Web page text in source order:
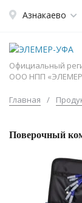
Азнакаево
Официальный
ООО НПП
Главная /
Поверочный